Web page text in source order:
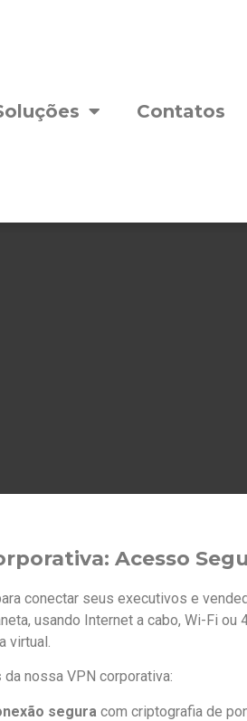
Contatos
Acesso
conectar seus executivos e
usando Internet a cabo, Wi-Fi
virtual.
da nossa VPN corporativa:
segura com criptografia de